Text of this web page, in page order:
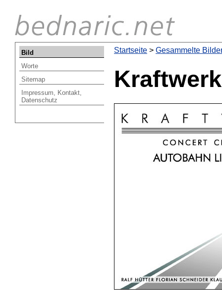
Startseite > Gesammelte
Startseite
Bild
Worte
Sitemap
Impressum, Kontakt,
Datenschutz